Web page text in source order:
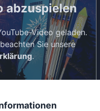
abzuspielen
Video geladen.
Sie unsere
.